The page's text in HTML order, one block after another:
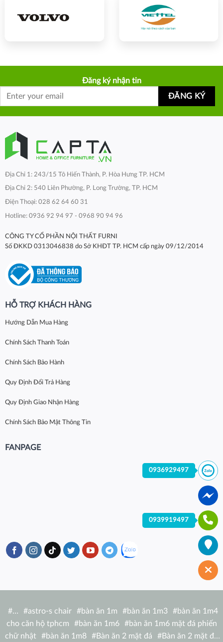
Đăng ký nhận tin
Địa Chỉ 1: 243/15 Tô Hiến Thành, P. Hòa Hưng TP. HCM
Địa Chỉ 2: 540 Liên Phường, P. Long Trường, TP. HCM
Điện Thoại: 028 62 64 60 31
Hotline: 0936 92 94 97 - 0968 90 94 96
CÔNG TY CỔ PHẦN NỘI THẤT FURNI
Số ĐKKD 0313046838 do Sở KHĐT TP. HCM cấp ngày 09/12/2014
HỖ TRỢ KHÁCH HÀNG
Hướng Dẫn Mua Hàng
Chính Sách Thanh Toán
Chính Sách Bảo Hành
Quy Định Đổi Trả Hàng
Quy Định Giao Nhận Hàng
Chính Sách Bảo Mật Thông Tin
FANPAGE
#… #astro-s chair #bàn ăn 1m #bàn ăn 1m3 #bàn ăn 1m4
cho căn hộ tphcm
#bàn ăn 1m6 #bàn ăn 1m6 mặt đá phiến
chữ nhật
#bàn ăn 1m8 #Bàn ăn 2 mặt đá #Bàn ăn 2 mặt đá
0936929497
0939919497